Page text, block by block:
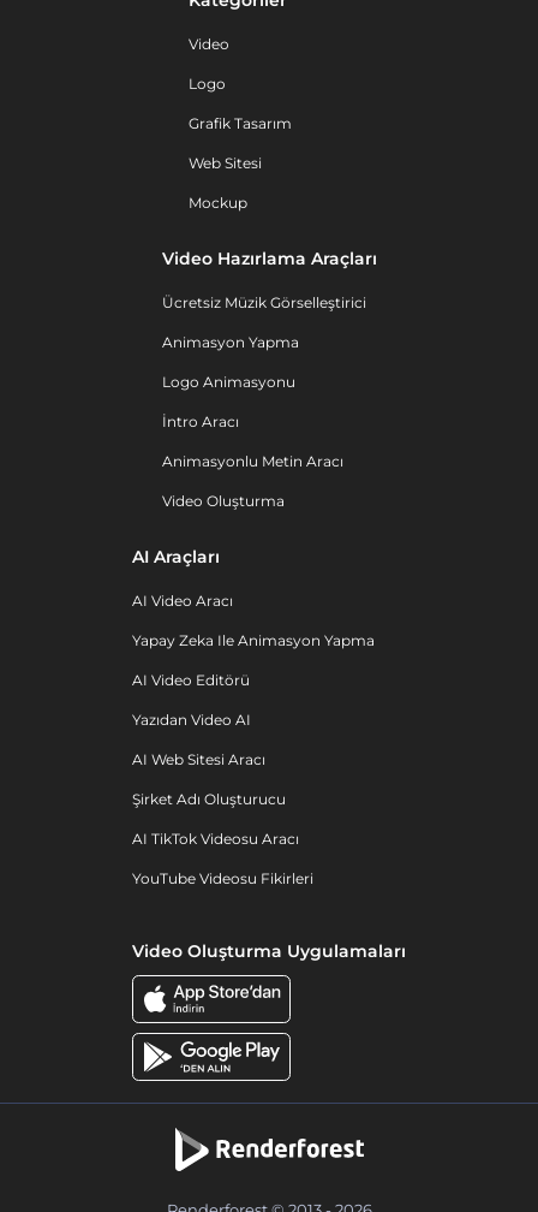
Video
Logo
Grafik Tasarım
Web Sitesi
Mockup
Video Hazırlama Araçları
Ücretsiz Müzik Görselleştirici
Animasyon Yapma
Logo Animasyonu
İntro Aracı
Animasyonlu Metin Aracı
Video Oluşturma
AI Araçları
AI Video Aracı
Yapay Zeka Ile Animasyon Yapma
AI Video Editörü
Yazıdan Video AI
AI Web Sitesi Aracı
Şirket Adı Oluşturucu
AI TikTok Videosu Aracı
YouTube Videosu Fikirleri
Video Oluşturma Uygulamaları